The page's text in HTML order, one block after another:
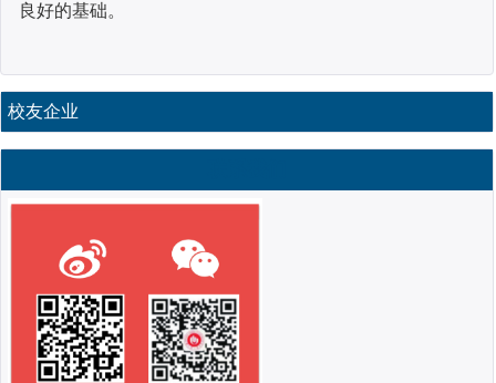
良好的基础。
校友企业